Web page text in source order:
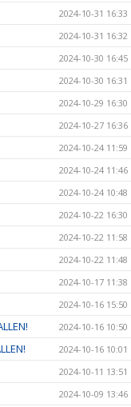
2024-10-31 16:33
2024-10-31 16:32
2024-10-30 16:45
2024-10-30 16:31
2024-10-29 16:30
2024-10-27 16:36
2024-10-24 11:59
2024-10-24 11:46
2024-10-24 10:48
2024-10-22 16:30
2024-10-22 11:58
2024-10-22 11:48
2024-10-17 11:38
2024-10-16 15:50
2024-10-16 10:50
2024-10-16 10:01
2024-10-11 13:51
2024-10-09 13:46